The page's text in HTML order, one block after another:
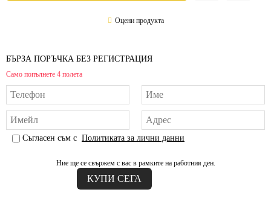
Оцени продукта
БЪРЗА ПОРЪЧКА БЕЗ РЕГИСТРАЦИЯ
Само попълнете 4 полета
Съгласен съм с Политиката за лични данни
Ние ще се свържем с вас в рамките на работния ден.